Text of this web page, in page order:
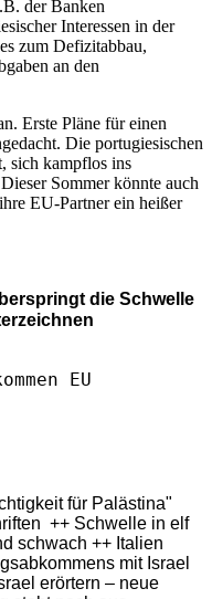
der Banken
Interessen in der
zum Defizitabbau,
an den
Erste Pläne für einen
Die portugiesischen
sich kampflos ins
Sommer könnte auch
EU-Partner ein heißer
die Schwelle
für Palästina"
++ Schwelle in elf
schwach ++ Italien
mit Israel
erörtern – neue